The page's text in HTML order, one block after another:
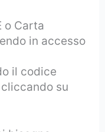
o Carta
in accesso
il codice
cliccando su